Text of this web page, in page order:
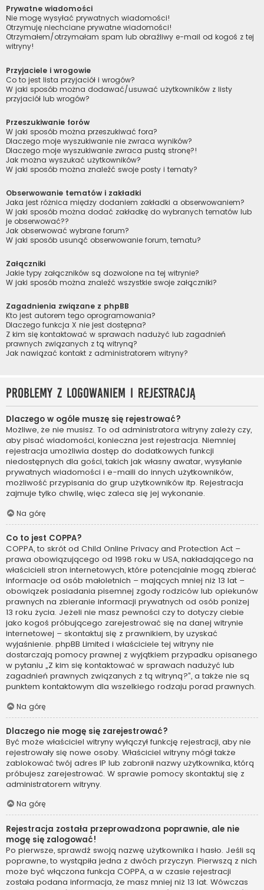
Prywatne wiadomości
Nie mogę wysyłać prywatnych wiadomości!
Otrzymuję niechciane prywatne wiadomości!
Otrzymałem/otrzymałam spam lub obraźliwy e-mail od kogoś z tej
witryny!
Przyjaciele i wrogowie
Co to jest lista przyjaciół i wrogów?
W jaki sposób można dodawać/usuwać użytkowników z listy
przyjaciół lub wrogów?
Przeszukiwanie forów
W jaki sposób można przeszukiwać fora?
Dlaczego moje wyszukiwanie nie zwraca wyników?
Dlaczego moje wyszukiwanie zwraca pustą stronę?!
Jak można wyszukać użytkowników?
W jaki sposób można znaleźć swoje posty i tematy?
Obserwowanie tematów i zakładki
Jaka jest różnica między dodaniem zakładki a obserwowaniem?
W jaki sposób można dodać zakładkę do wybranych tematów lub
je obserwować??
Jak obserwować wybrane forum?
W jaki sposób usunąć obserwowanie forum, tematu?
Załączniki
Jakie typy załączników są dozwolone na tej witrynie?
W jaki sposób można znaleźć wszystkie swoje załączniki?
Zagadnienia związane z phpBB
Kto jest autorem tego oprogramowania?
Dlaczego funkcja X nie jest dostępna?
Z kim się kontaktować w sprawach nadużyć lub zagadnień
prawnych związanych z tą witryną?
Jak nawiązać kontakt z administratorem witryny?
Problemy z logowaniem i rejestracją
Dlaczego w ogóle muszę się rejestrować?
Możliwe, że nie musisz. To od administratora witryny zależy czy,
aby pisać wiadomości, konieczna jest rejestracja. Niemniej
rejestracja umożliwia dostęp do dodatkowych funkcji
niedostępnych dla gości, takich jak własny awatar, wysyłanie
prywatnych wiadomości i e-maili do innych użytkowników,
możliwość przypisania do grup użytkowników itp. Rejestracja
zajmuje tylko chwilę, więc zaleca się jej wykonanie.
Na górę
Co to jest COPPA?
COPPA, to skrót od Child Online Privacy and Protection Act –
prawa obowiązującego od 1998 roku w USA, nakładającego na
właścicieli stron internetowych, które potencjalnie mogą zbierać
informacje od osób małoletnich – mających mniej niż 13 lat –
obowiązek posiadania pisemnej zgody rodziców lub opiekunów
prawnych na zbieranie informacji prywatnych od osób poniżej
13 roku życia. Jeżeli nie masz pewności czy to dotyczy ciebie
jako kogoś próbującego zarejestrować się na danej witrynie
internetowej – skontaktuj się z prawnikiem, by uzyskać
wyjaśnienie. phpBB Limited i właściciele tej witryny nie
dostarczają pomocy prawnej z wyjątkiem przypadku opisanego
w pytaniu „Z kim się kontaktować w sprawach nadużyć lub
zagadnień prawnych związanych z tą witryną?”, a także nie są
punktem kontaktowym dla wszelkiego rodzaju porad prawnych.
Na górę
Dlaczego nie mogę się zarejestrować?
Być może właściciel witryny wyłączył funkcję rejestracji, aby nie
rejestrowały się nowe osoby. Właściciel witryny mógł także
zablokować twój adres IP lub zabronił nazwy użytkownika, którą
próbujesz zarejestrować. W sprawie pomocy skontaktuj się z
administratorem witryny.
Na górę
Rejestracja została przeprowadzona poprawnie, ale nie
mogę się zalogować!
Po pierwsze, sprawdź swoją nazwę użytkownika i hasło. Jeśli są
poprawne, to wystąpiła jedna z dwóch przyczyn. Pierwszą z nich
może być włączona funkcja COPPA, a w czasie rejestracji
została podana informacja, że masz mniej niż 13 lat. Wówczas